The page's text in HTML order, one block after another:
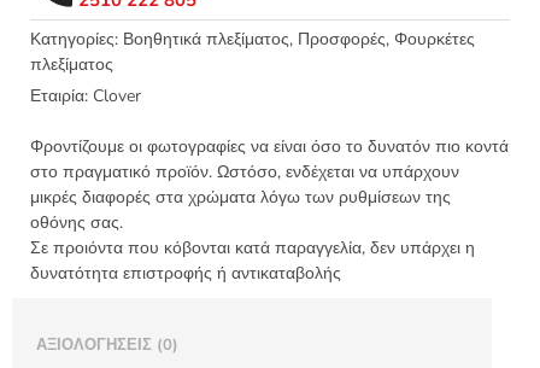
Κατηγορίες: Βοηθητικά πλεξίματος, Προσφορές, Φουρκέτες
πλεξίματος
Εταιρία: Clover
Φροντίζουμε οι φωτογραφίες να είναι όσο το δυνατόν πιο κοντά
στο πραγματικό προϊόν. Ωστόσο, ενδέχεται να υπάρχουν
μικρές διαφορές στα χρώματα λόγω των ρυθμίσεων της
οθόνης σας.
Σε προιόντα που κόβονται κατά παραγγελία, δεν υπάρχει η
δυνατότητα επιστροφής ή αντικαταβολής
ΑΞΙΟΛΟΓΉΣΕΙΣ (0)